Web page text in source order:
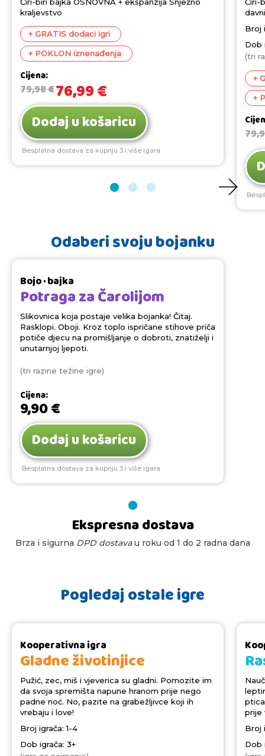
Čiri-biri bajka OSNOVNA + ekspanzija Snježno
kraljevstvo
+ GRATIS dodaci igri
+ POKLON iznenađenja
Cijena:
79,98€76,99€
Dodaj u košaricu
Besplatna dostava za kupnju 3 i više igara
Čiri-
Broj
Dob
(tri
+
+
Odaberi svoju bojanku
Bojo · bajka
Potraga za Čarolijom
Slikovnica koja postaje velika bojanka! Čitaj.
Rasklopi. Oboji. Kroz toplo ispričane stihove priča
potiče djecu na promišljanje o dobroti, znatiželji i
unutarnjoj ljepoti.
(tri razine težine igre)
Cijena:
9,90€
Dodaj u košaricu
Besplatna dostava za kupnju 3 i više igara
Ekspresna dostava
Brza i sigurna DPD dostavau roku od 1 do 2 radna dana
Pogledaj ostale igre
Kooperativna igra
Gladne životinjice
Pužić, zec, miš i vjeverica su gladni. Pomozite im
da svoja spremišta napune hranom prije nego
padne noć. No, pazite na grabežljivce koji ih
vrebaju i love!
Broj igrača: 1-4
Dob igrača: 3+
prije
Broj
Dob